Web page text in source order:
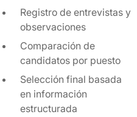
Registro de entrevistas y
observaciones
Comparación de
candidatos por puesto
Selección final basada
en información
estructurada